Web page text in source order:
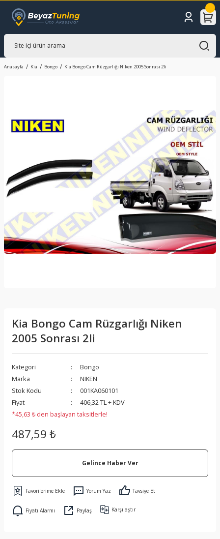
Anasayfa Kia Bongo Kia Bongo Cam Rüzgarlığı Niken 2005 Sonrası 2li
Kia Bongo Cam Rüzgarlığı Niken
2005 Sonrası 2li
Kategori
Bongo
Marka
NIKEN
Stok Kodu
001KA060101
Fiyat
406,32 TL + KDV
*45,63 ₺ den başlayan taksitlerle!
487,59 ₺
Gelince Haber Ver
Yorum Yaz Tavsiye Et
Fiyatı Alarmı Paylaş Karşılaştır